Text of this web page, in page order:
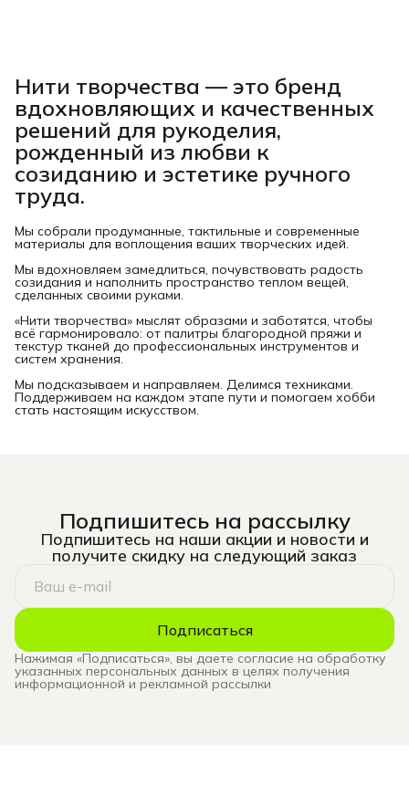
Нити творчества — это бренд
вдохновляющих и качественных
решений для рукоделия,
рожденный из любви к
созиданию и эстетике ручного
труда.
Мы собрали продуманные, тактильные и современные
материалы для воплощения ваших творческих идей.
Мы вдохновляем замедлиться, почувствовать радость
созидания и наполнить пространство теплом вещей,
сделанных своими руками.
«Нити творчества» мыслят образами и заботятся, чтобы
всё гармонировало: от палитры благородной пряжи и
текстур тканей до профессиональных инструментов и
систем хранения.
Мы подсказываем и направляем. Делимся техниками.
Поддерживаем на каждом этапе пути и помогаем хобби
стать настоящим искусством.
Подпишитесь на рассылку
Подпишитесь на наши акции и новости и
получите скидку на следующий заказ
Подписаться
Нажимая «Подписаться», вы даете согласие на обработку
указанных персональных данных в целях получения
информационной и рекламной рассылки